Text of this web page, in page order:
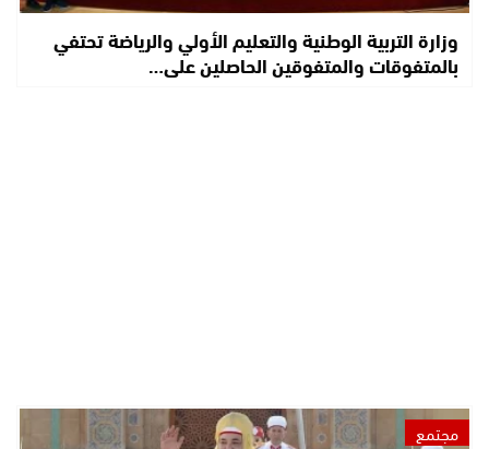
وزارة التربية الوطنية والتعليم الأولي والرياضة تحتفي
بالمتفوقات والمتفوقين الحاصلين على…
مجتمع